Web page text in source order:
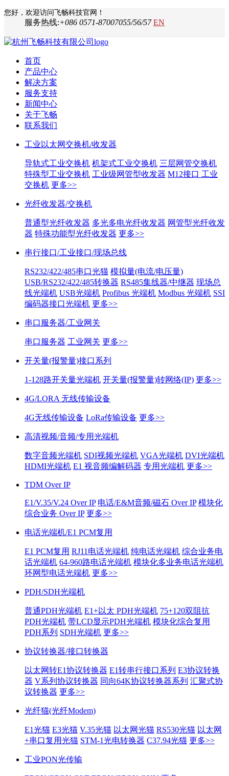
您好，欢迎访问飞畅科技官网！
服务热线:+086 0571-87007055/56/57 EN
首页
产品中心
解决方案
服务支持
新闻中心
关于飞畅
联系我们
工业以太网交换机/收发器
导轨式工业交换机 机架式工业交换机 三层网管交换机
特殊型工业交换机 工业级网管型收发器 M12接口 工业
交换机 更多>>
光纤收发器/交换机
普通型光纤收发器 多光多电光纤收发器 网管型光纤收发
器 特殊功能型光纤收发器 更多>>
串行接口/工业接口/现场总线
RS232/422/485串口光猫 模拟量(电流/电压量)
USB/RS232/422/485转换器 RS485集线器/中继器 现场总
线光端机 USB光端机 Profibus 光端机 Modbus 光端机 SSI
编码器接口光端机 更多>>
串口服务器/工业网关
串口服务器 工业网关 更多>>
开关量(报警量)接口系列
1-128路开关量光端机 开关量(报警量)转网络(IP) 更多>>
4G/LORA 无线传输设备
4G无线传输设备 LoRa传输设备 更多>>
高清视频/音频/专用光端机
数字音频光端机 SDI视频光端机 VGA光端机 DVI光端机
HDMI光端机 E1 视音频编解码器 专用光端机 更多>>
TDM Over IP
E1/V.35/V.24 Over IP 电话/E&M音频/磁石 Over IP 模块化
综合业务 Over IP 更多>>
电话光端机/E1 PCM复用
E1 PCM复用 RJ11电话光端机 纯电话光端机 综合业务电
话光端机 64-960路电话光端机 模块化多业务电话光端机
环网型电话光端机 更多>>
PDH/SDH光端机
普通PDH光端机 E1+以太 PDH光端机 75+120双阻抗
PDH光端机 带LCD显示PDH光端机 模块化综合复用
PDH系列 SDH光端机 更多>>
协议转换器/接口转换器
以太网转E1协议转换器 E1转串行接口系列 E3协议转换
器 V系列协议转换器 同向64K协议转换器系列 汇聚式协
议转换器 更多>>
光纤猫(光纤Modem)
E1光猫 E3光猫 V.35光猫 以太网光猫 RS530光猫 以太网
+串口复用光猫 STM-1光电转换器 C37.94光猫 更多>>
工业PON光传输